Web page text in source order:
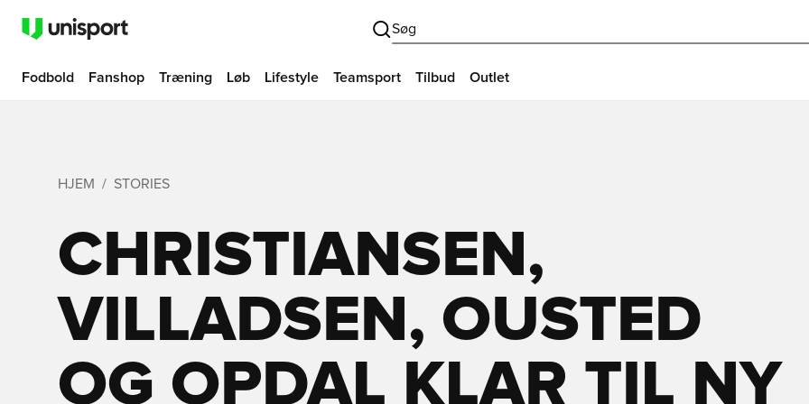
Søg
Fodbold Fanshop Træning Løb Lifestyle Teamsport Tilbud Outlet
HJEM STORIES
CHRISTIANSEN,
VILLADSEN, OUSTED
OG OPDAL KLAR TIL NY